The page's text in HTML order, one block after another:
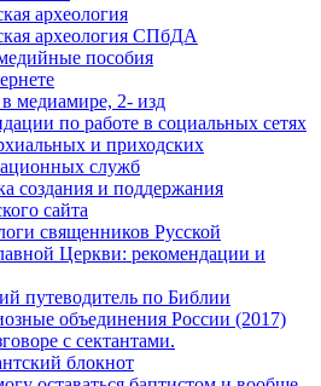
археология
археология СПбДА
пособия
медиамире, 2- изд
по работе в социальных сетях
и приходских
служб
создания и поддержания
сайта
священников Русской
Церкви: рекомендации и
путеводитель по Библии
объединения России (2017)
с сектантами.
блокнот